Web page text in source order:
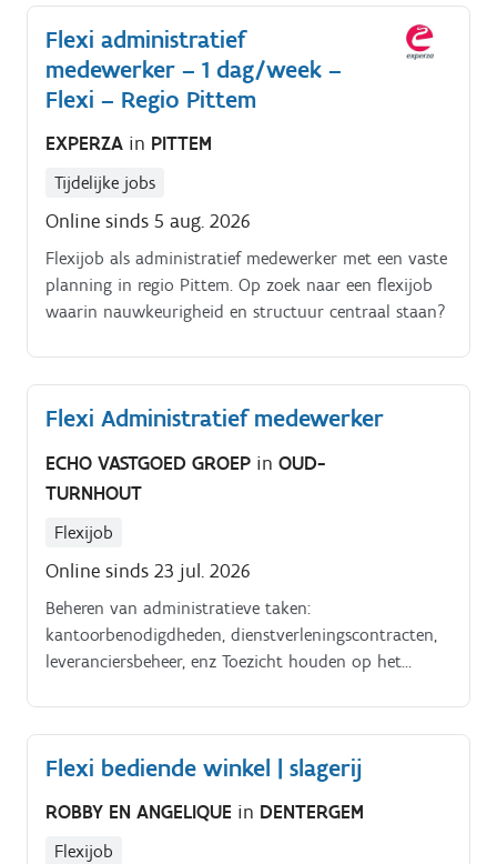
betalingen en leveranciers Opmaken van offertes en
administratieve documenten Beheer van e mails,
agenda en afspraken Telefonisch contact met klanten,
leveranciers en partners Administratieve
ondersteuning van de zaakvoerder Organiseren en
opvolgen van uiteenlopende projecten Profiel.
Flexi administratief
medewerker – 1 dag/week –
Flexi – Regio Pittem
EXPERZA in PITTEM
Tijdelijke jobs
Online sinds 5 aug. 2026
Flexijob als administratief medewerker met een vaste
planning in regio Pittem. Op zoek naar een flexijob
waarin nauwkeurigheid en structuur centraal staan?
Flexi Administratief medewerker
ECHO VASTGOED GROEP in OUD-
TURNHOUT
Flexijob
Online sinds 23 jul. 2026
Beheren van administratieve taken:
kantoorbenodigdheden, dienstverleningscontracten,
leveranciersbeheer, enz Toezicht houden op het
ontvangen, postverwerking Ondersteuning bieden bij
administratieve taken: agendabeheer, rapporten
voorbereiden, vergaderingen organiseren
promotiemateriaal, organisatie van evenementen,
pers en publieke relaties Faciliteitenbeheer opvolgen:
Flexi bediende winkel | slagerij
ROBBY EN ANGELIQUE in DENTERGEM
Flexijob